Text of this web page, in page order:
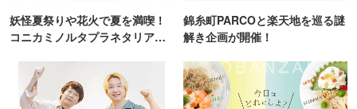
妖怪夏祭りや花火で夏を満喫！
コニカミノルタプラネタリア
錦糸町PARCOと楽天地を巡る謎
解き企画が開催！